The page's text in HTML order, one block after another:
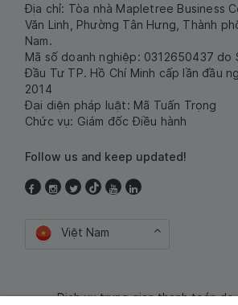
Địa chỉ: Tòa nhà Mapletree Business
Văn Linh, Phường Tân Hưng, Thành
Nam.
Mã số doanh nghiệp: 0312650437 do
Đầu Tư TP. Hồ Chí Minh cấp lần đầu
2014
Đại diện pháp luật: Mã Tuấn Trọng
Chức vụ: Giám đốc Điều hành
Follow us and keep updated!
Việt Nam
Dịch vụ trung gian thanh toán do